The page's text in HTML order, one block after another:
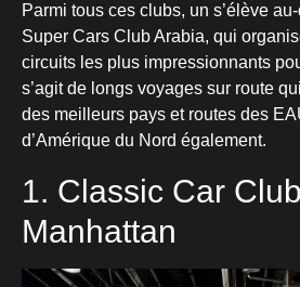
Parmi tous ces clubs, un s’élève
Super Cars Club Arabia, qui
circuits les plus impressionnants
s’agit de longs voyages sur route
des meilleurs pays et routes des
d’Amérique du Nord également.
1. Classic Car Club
Manhattan